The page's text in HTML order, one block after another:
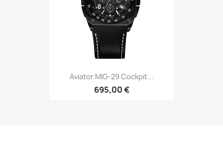
Aviator MIG-29 Cockpit...
695,00 €